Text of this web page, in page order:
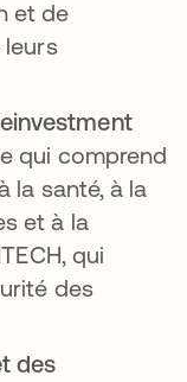
et de
qui comprend
la santé, à la
et à la
qui
des
des